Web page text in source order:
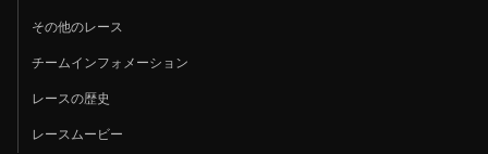
その他のレース
チームインフォメーション
レースの歴史
レースムービー